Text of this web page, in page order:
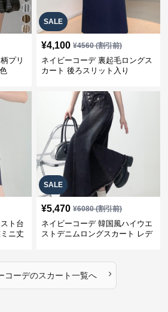
プリ
SALE
¥4,100 ¥4560(割引前)
ネイビーコーデ 裏起毛ロングス
カート 後ろスリット入り
ト台
ニ丈
SALE
¥5,470 ¥6080(割引前)
ネイビーコーデ 韓国風ハイウエ
ストデニムロングスカート レデ
コーデのスカート一覧へ ›